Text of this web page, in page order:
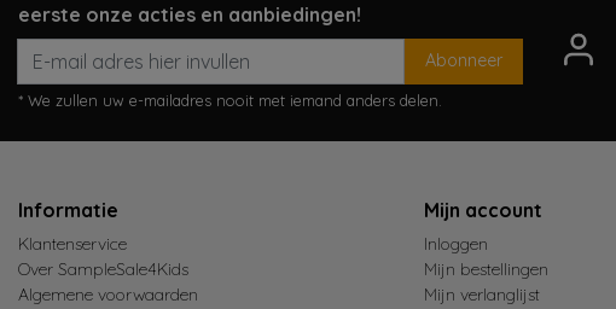
eerste onze acties en aanbiedingen!
Abonneer
* We zullen uw e-mailadres nooit met iemand anders delen.
Informatie
Klantenservice
Over SampleSale4Kids
Algemene voorwaarden
Mijn account
Inloggen
Mijn bestellingen
Mijn verlanglijst